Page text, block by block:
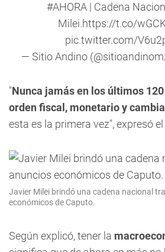
#AHORA | Cadena
Milei.https://t.co/
pic.twitter.com/
— Sitio Andino
"Nunca jamás en los últimos
orden fiscal, monetario y
esta es la primera vez", expresó
Javier Milei brindó una cadena nacional
económicos de Caputo.
Según explicó, tener la